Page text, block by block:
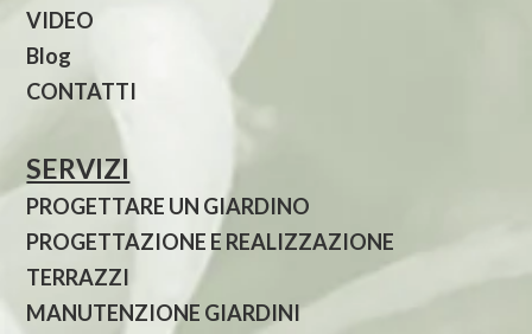
VIDEO
Blog
CONTATTI
SERVIZI
PROGETTARE UN GIARDINO
PROGETTAZIONE E REALIZZAZIONE
TERRAZZI
MANUTENZIONE GIARDINI